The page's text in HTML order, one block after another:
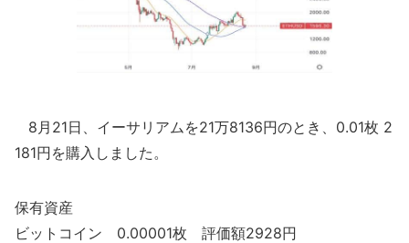
8月21日、イーサリアムを21万8136円のとき、0.01枚 2
181円を購入しました。
保有資産
ビットコイン 0.00001枚 評価額2928円